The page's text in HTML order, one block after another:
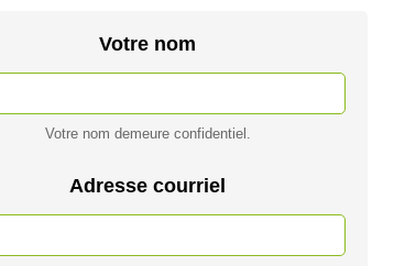
Votre nom
Votre nom demeure confidentiel.
Adresse courriel